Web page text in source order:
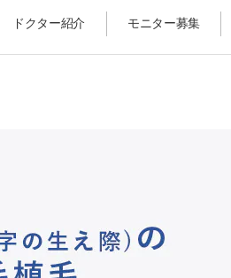
ドクター紹介 モニター募集